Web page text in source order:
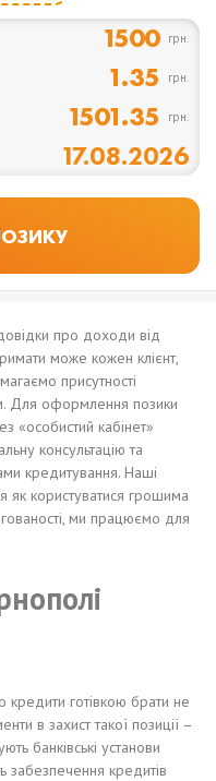
1500 грн.
1.35 грн.
1501.35 грн.
17.08.2026
про доходи від
може кожен клієнт,
присутності
Для оформлення позики
«особистий кабінет»
консультацію та
кредитування. Наші
як користуватися грошима
ми працюємо для
готівкою брати не
в захист такої позиції –
банківські установи
забезпечення кредитів